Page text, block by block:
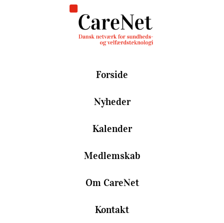
Forside
Nyheder
Kalender
Medlemskab
Om CareNet
Kontakt